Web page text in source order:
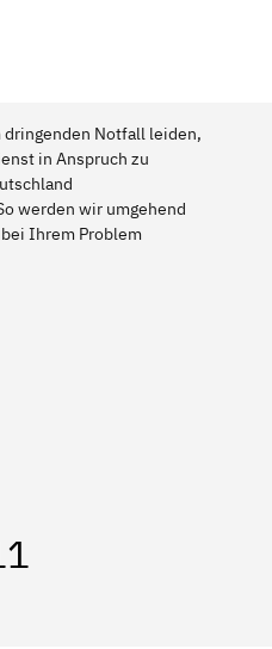
Notfall leiden,
in Anspruch zu
werden wir umgehend
Ihrem Problem